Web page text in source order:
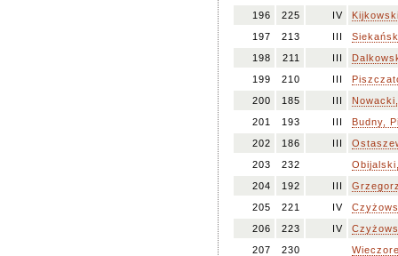
196
225 IV
197
213 III
198
211 III
199
210 III
200
185 III
201
193 III
Budny,
202
186 III
203
232
204
192 III
205
221 IV
206
223 IV
207
230